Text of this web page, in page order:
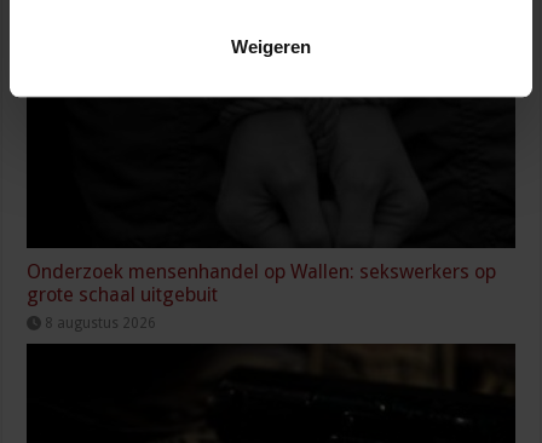
Weigeren
Onderzoek mensenhandel op Wallen: sekswerkers op
grote schaal uitgebuit
8 augustus 2026